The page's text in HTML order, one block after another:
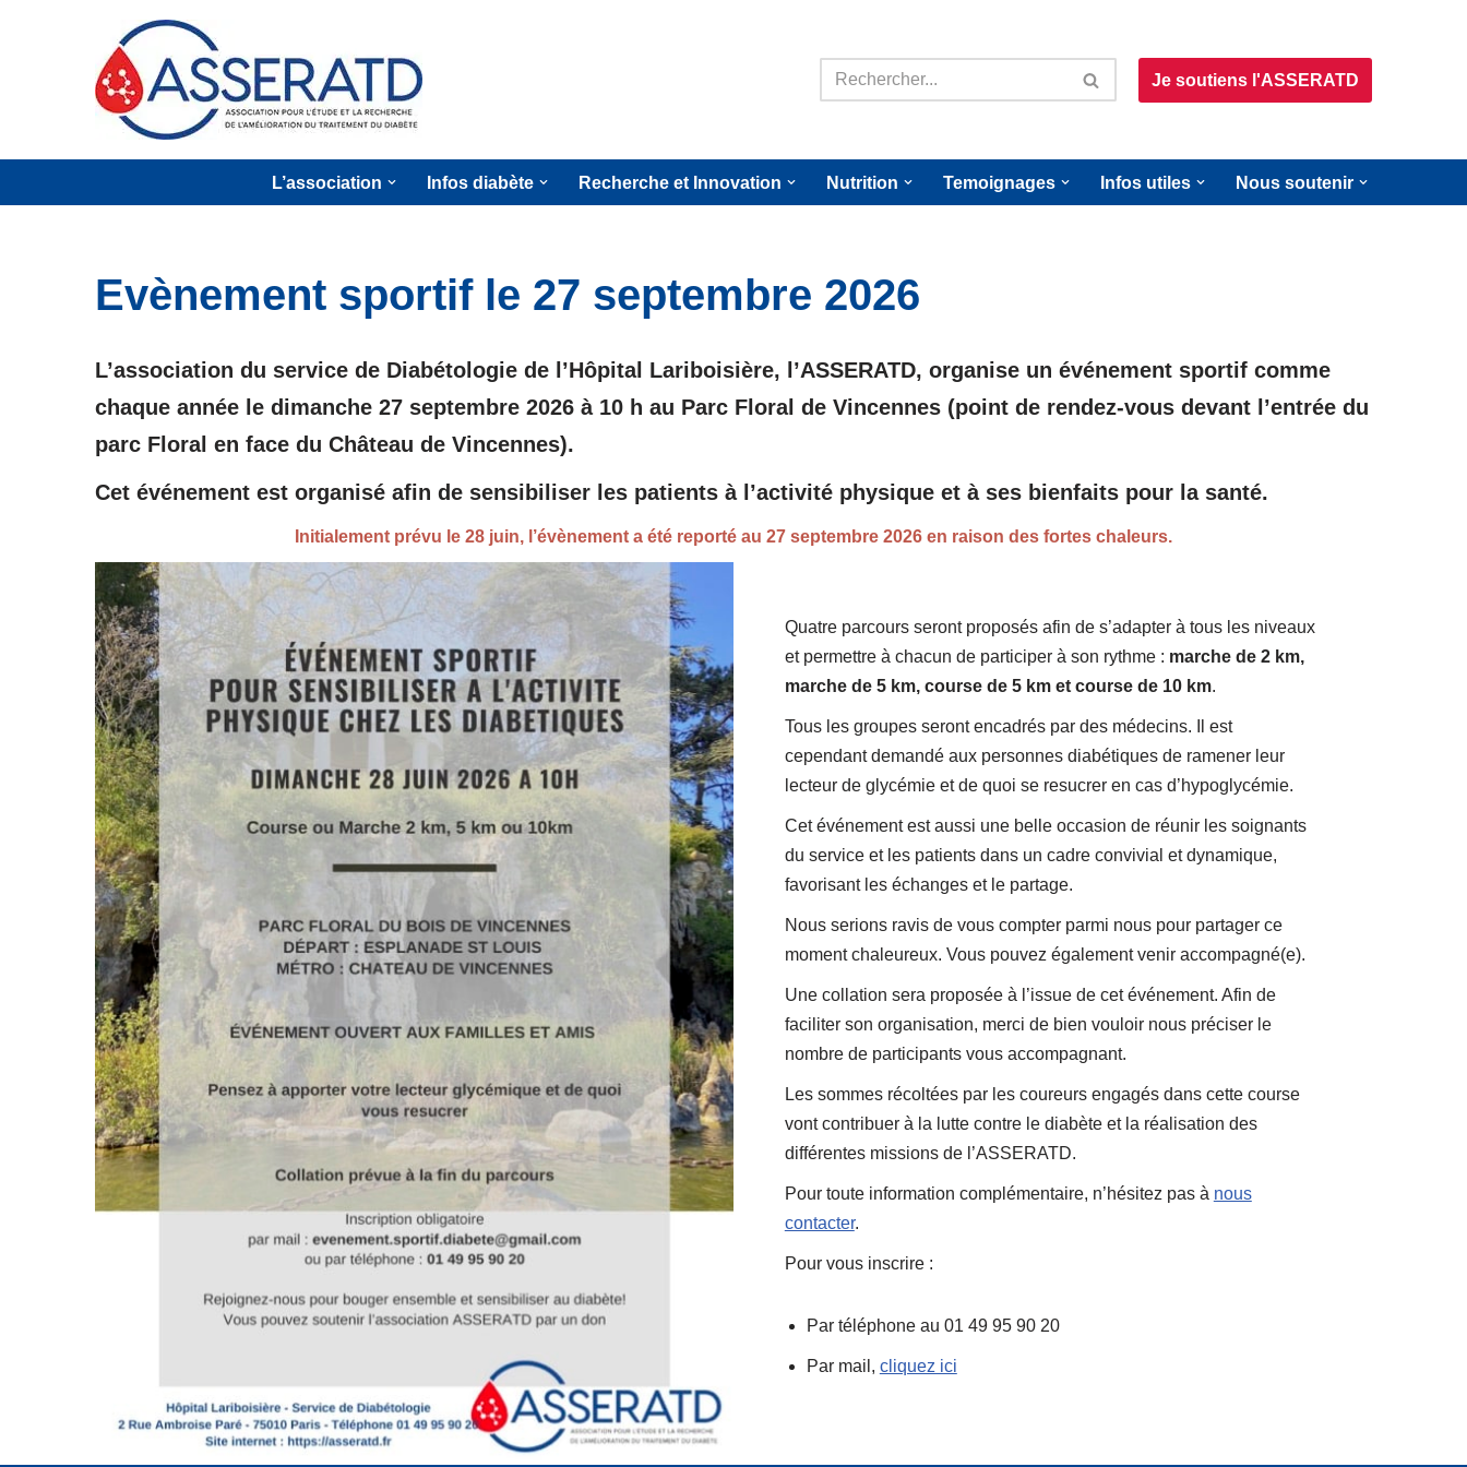
Je soutiens l'ASSERATD
L’association Infos diabète Recherche et Innovation Nutrition Temoignages Infos utiles Nous soutenir
Evènement sportif le 27 septembre 2026
L’association du service de Diabétologie de l’Hôpital Lariboisière, l’ASSERATD, organise un événement sportif comme
chaque année le dimanche 27 septembre 2026 à 10 h au Parc Floral de Vincennes (point de rendez-vous devant l’entrée du
parc Floral en face du Château de Vincennes).
Cet événement est organisé afin de sensibiliser les patients à l’activité physique et à ses bienfaits pour la santé.
Initialement prévu le 28 juin, l’évènement a été reporté au 27 septembre 2026 en raison des fortes chaleurs.
Quatre parcours seront proposés afin de s’adapter à tous les niveaux
et permettre à chacun de participer à son rythme : marche de 2 km,
marche de 5 km, course de 5 km et course de 10 km.
Tous les groupes seront encadrés par des médecins. Il est
cependant demandé aux personnes diabétiques de ramener leur
lecteur de glycémie et de quoi se resucrer en cas d’hypoglycémie.
Cet événement est aussi une belle occasion de réunir les soignants
du service et les patients dans un cadre convivial et dynamique,
favorisant les échanges et le partage.
Nous serions ravis de vous compter parmi nous pour partager ce
moment chaleureux. Vous pouvez également venir accompagné(e).
Une collation sera proposée à l’issue de cet événement. Afin de
faciliter son organisation, merci de bien vouloir nous préciser le
nombre de participants vous accompagnant.
Les sommes récoltées par les coureurs engagés dans cette course
vont contribuer à la lutte contre le diabète et la réalisation des
différentes missions de l’ASSERATD.
Pour toute information complémentaire, n’hésitez pas à nous
contacter.
Pour vous inscrire :
Par téléphone au 01 49 95 90 20
Par mail, cliquez ici